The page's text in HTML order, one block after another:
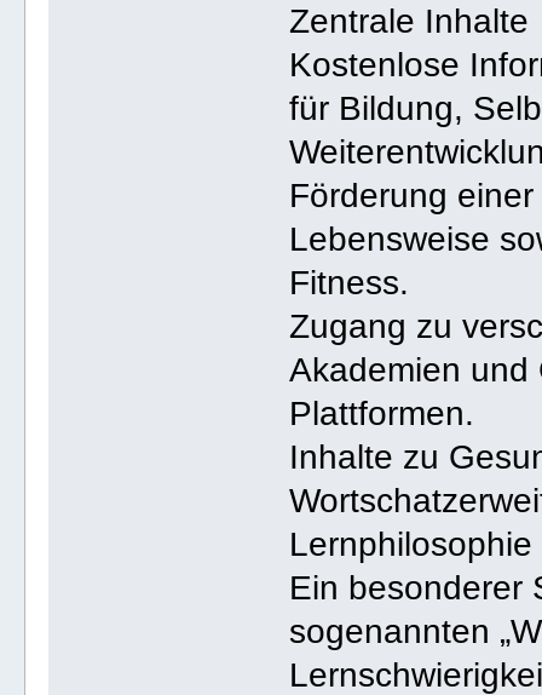
Zentrale Inhalte
Kostenlose
für Bildung,
Förderung
Lebensweise
Fitness.
Zugang zu
Akademien und
Plattformen.
Inhalte zu
Lernphilosophie
Ein besonderer
sogenannten